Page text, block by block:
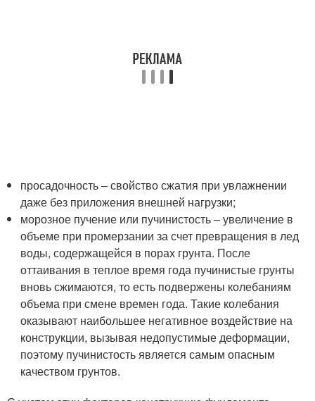
просадочность – свойство сжатия при увлажнении
даже без приложения внешней нагрузки;
морозное пучение или пучинистость – увеличение в
объеме при промерзании за счет превращения в лед
воды, содержащейся в порах грунта. После
оттаивания в теплое время года пучинистые грунты
вновь сжимаются, то есть подвержены колебаниям
объема при смене времен года. Такие колебания
оказывают наибольшее негативное воздействие на
конструкции, вызывая недопустимые деформации,
поэтому пучинистость является самым опасным
качеством грунтов.